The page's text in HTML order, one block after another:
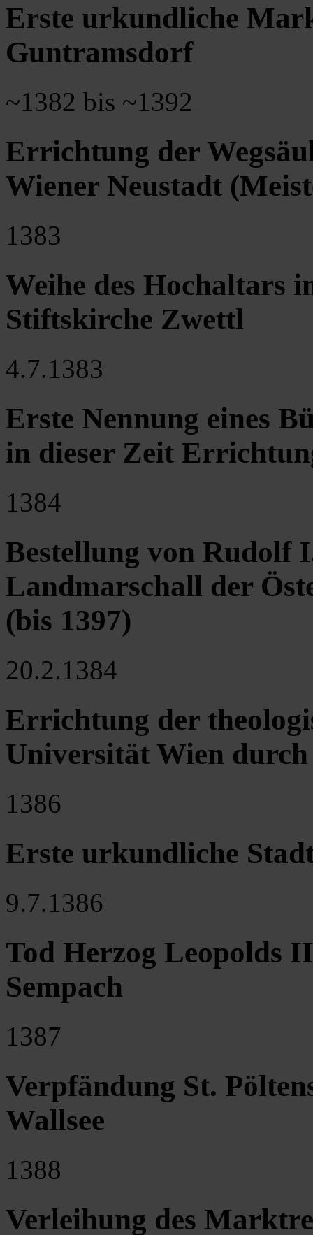
Erste urkundliche
Guntramsdorf
~1382 bis ~1392
Errichtung der
Wiener Neustadt
1383
Weihe des Hochaltars
Stiftskirche Zwettl
4.7.1383
Erste Nennung eines
in dieser Zeit
1384
Bestellung von Rudolf
Landmarschall der
(bis 1397)
20.2.1384
Errichtung der
Universität Wien durch
1386
Erste urkundliche
9.7.1386
Tod Herzog Leopolds
Sempach
1387
Verpfändung St.
Wallsee
1388
Verleihung des